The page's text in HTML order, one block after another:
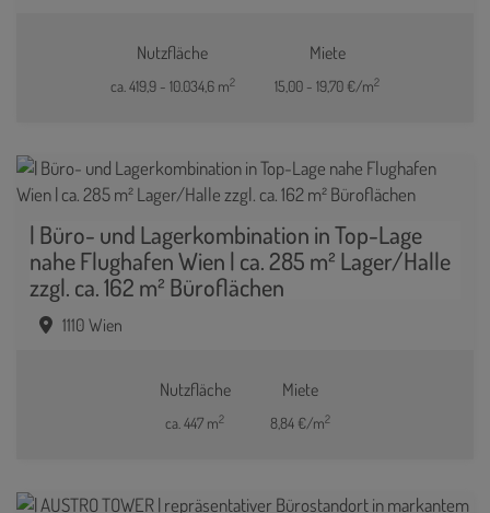
Nutzfläche
ca. 419,9 - 10.034,6 m2
Miete
15,00 - 19,70 €/m2
| Büro- und Lagerkombination in Top-Lage
nahe Flughafen Wien | ca. 285 m² Lager/Halle
zzgl. ca. 162 m² Büroflächen
1110 Wien
Nutzfläche
ca. 447 m2
Miete
8,84 €/m2